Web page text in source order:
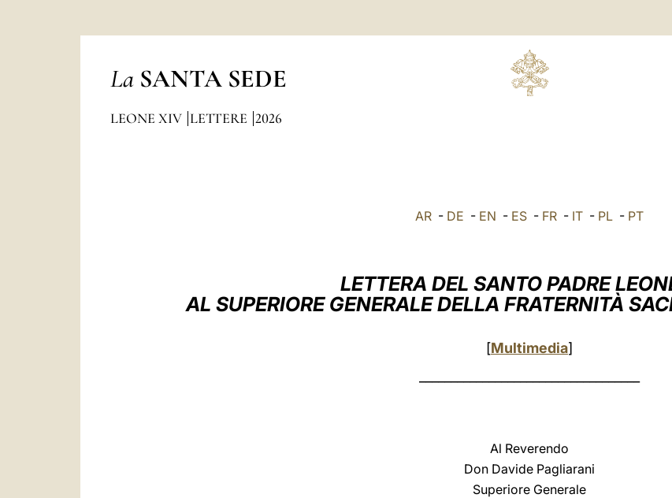
La SANTA SEDE
LEONE XIV LETTERE 2026
AR - DE - EN - ES - FR - IT - PL - PT
LETTERA DEL SANTO PADRE
AL SUPERIORE GENERALE DELLA FRATERNITÀ
[Multimedia]
Al Reverendo
Don Davide Pagliarani
Superiore Generale